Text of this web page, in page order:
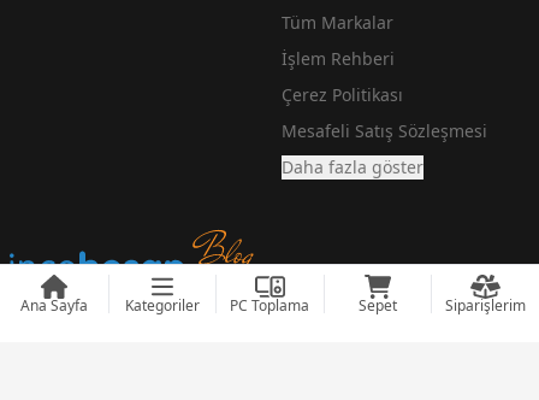
Ana Sayfa Kategoriler PC Toplama Sepet Siparişlerim
Tüm Markalar
İşlem Rehberi
Çerez Politikası
Mesafeli Satış Sözleşmesi
Daha fazla göster